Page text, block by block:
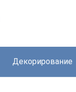
Декорирование